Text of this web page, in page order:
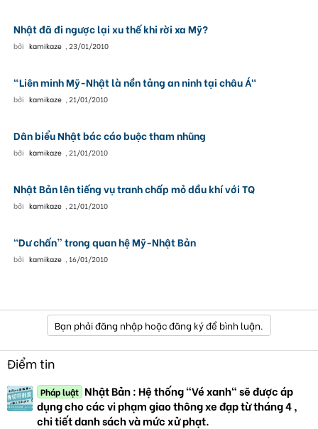
Nhật đã đi ngược lại xu thế khi rời xa Mỹ?
bởi kamikaze , 23/01/2010
"Liên minh Mỹ-Nhật là nền tảng an ninh tại châu Á"
bởi kamikaze , 21/01/2010
Dân biểu Nhật bác cáo buộc tham nhũng
bởi kamikaze , 21/01/2010
Nhật Bản lên tiếng vụ tranh chấp mỏ dầu khí với TQ
bởi kamikaze , 21/01/2010
“Dư chấn” trong quan hệ Mỹ-Nhật Bản
bởi kamikaze , 16/01/2010
Bạn phải đăng nhập hoặc đăng ký để bình luận.
Điểm tin
Pháp luật Nhật Bản : Hệ thống "Vé xanh" sẽ được áp
dụng cho các vi phạm giao thông xe đạp từ tháng 4 ,
chi tiết danh sách và mức xử phạt.